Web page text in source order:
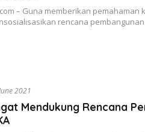
– Guna memberikan pemahaman
rencana
2021
Mendukung Rencana